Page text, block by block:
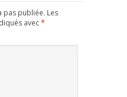
pas publiée. Les
avec*